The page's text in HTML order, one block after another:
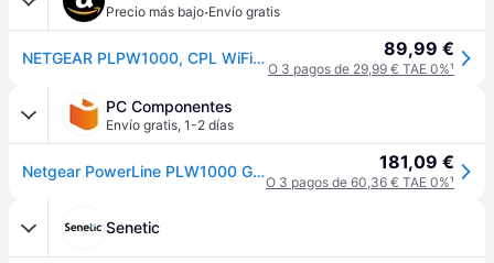
Precio más bajo·Envío gratis
NETGEAR PLPW1000, CPL WiFi 1000 Mbps con 1 Puerto Ethernet, Precio CPL Fibra Ideal para Acceso a Internet en casa y aprovechador del Servicio Multi-TV, Compatible con Todas Las Cajas de Internet 89,99 €
O 3 pagos de 29,99 € TAE 0%¹
PC Componentes
Envío gratis, 1-2 días
Netgear PowerLine PLW1000 Gigabit Kit 181,09 €
O 3 pagos de 60,36 € TAE 0%¹
Senetic